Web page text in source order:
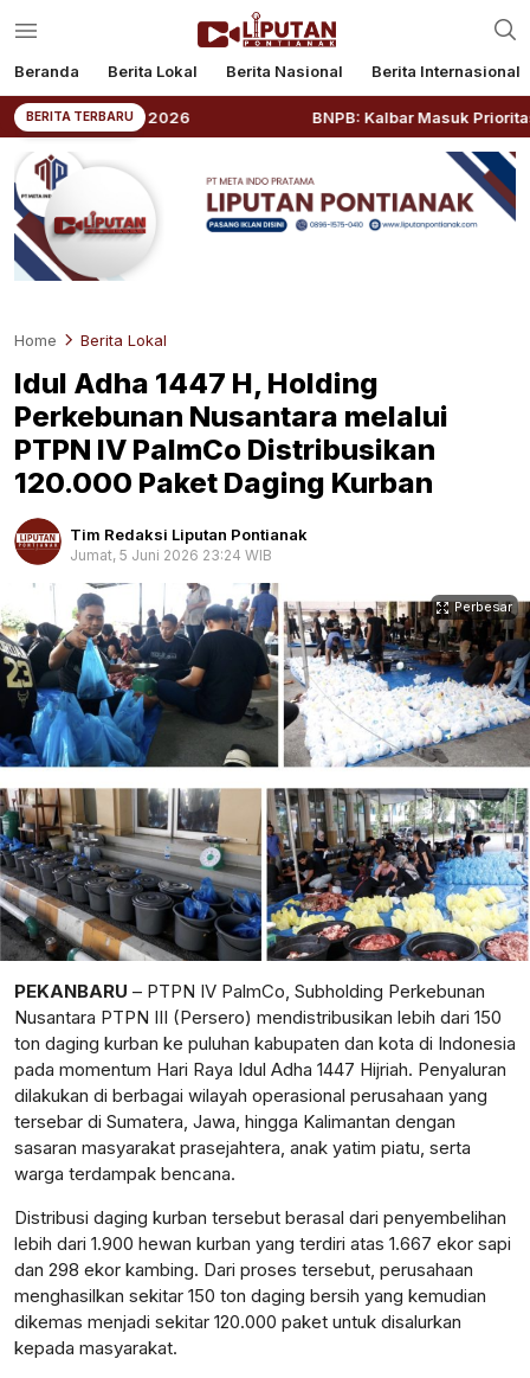
Beranda Berita Lokal Berita Nasional Berita Internasional
BERITA TERBARU
2026 BNPB: Kalbar Masuk Prioritas Nasional
Home Berita Lokal
Idul Adha 1447 H, Holding
Perkebunan Nusantara melalui
PTPN IV PalmCo Distribusikan
120.000 Paket Daging Kurban
Tim Redaksi Liputan Pontianak
Jumat, 5 Juni 2026 23:24 WIB
Perbesar
PEKANBARU – PTPN IV PalmCo , Subholding Perkebunan
Nusantara PTPN III (Persero) mendistribusikan lebih dari 150
ton daging kurban ke puluhan kabupaten dan kota di Indonesia
pada momentum Hari Raya Idul Adha 1447 Hijriah. Penyaluran
dilakukan di berbagai wilayah operasional perusahaan yang
tersebar di Sumatera, Jawa, hingga Kalimantan dengan
sasaran masyarakat prasejahtera, anak yatim piatu, serta
warga terdampak bencana.
Distribusi daging kurban tersebut berasal dari penyembelihan
lebih dari 1.900 hewan kurban yang terdiri atas 1.667 ekor sapi
dan 298 ekor kambing. Dari proses tersebut, perusahaan
menghasilkan sekitar 150 ton daging bersih yang kemudian
dikemas menjadi sekitar 120.000 paket untuk disalurkan
kepada masyarakat.